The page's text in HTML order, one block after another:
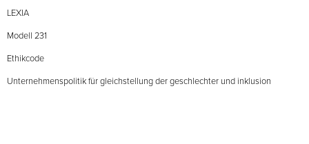
LEXIA
Modell 231
Ethikcode
Unternehmenspolitik für gleichstellung der geschlechter und inklusion